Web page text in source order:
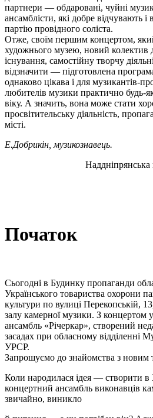
партнери — обдаровані, чуйні
ансамблісти, які добре відчувають і
партію провідного соліста.
Отже, своїм першим концертом, який
художнього музею, новий колектив
існування, самостійну творчу
відзначити — підготовлена
однаково цікава і для музикантів-
любителів музики практично будь-
віку. А значить, вона може стати
просвітительську діяльність,
місті.
Е.Добрикін, музикознавець.
Початок
Сьогодні в Будинку пропаганди
Українського товариства охорони
культури по вулиці Перекопській,
залу камерної музики. З концертом
ансамбль «Річеркар», створений
засадах при обласному відділенні
УРСР.
Запрошуємо до знайомства з новим
Коли народилася ідея — створити в
концертний ансамбль виконавців
звичайно, виникло